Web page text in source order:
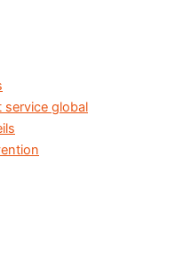
service global